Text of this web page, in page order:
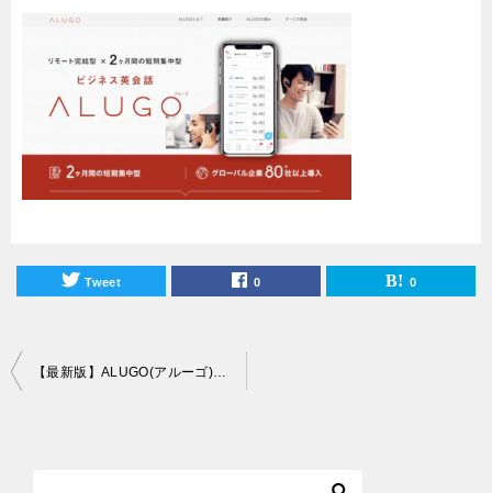
Tweet 0 0
投
【最新版】ALUGO(アルーゴ)英会話に対する感想&評判まとめ！